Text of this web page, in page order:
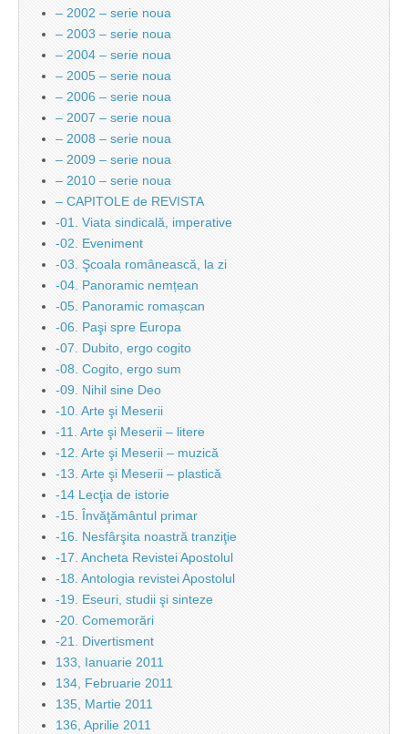
– 2002 – serie noua
– 2003 – serie noua
– 2004 – serie noua
– 2005 – serie noua
– 2006 – serie noua
– 2007 – serie noua
– 2008 – serie noua
– 2009 – serie noua
– 2010 – serie noua
– CAPITOLE de REVISTA
-01. Viata sindicală, imperative
-02. Eveniment
-03. Şcoala românească, la zi
-04. Panoramic nemțean
-05. Panoramic romașcan
-06. Paşi spre Europa
-07. Dubito, ergo cogito
-08. Cogito, ergo sum
-09. Nihil sine Deo
-10. Arte şi Meserii
-11. Arte şi Meserii – litere
-12. Arte şi Meserii – muzică
-13. Arte şi Meserii – plastică
-14 Lecţia de istorie
-15. Învăţământul primar
-16. Nesfârşita noastră tranziţie
-17. Ancheta Revistei Apostolul
-18. Antologia revistei Apostolul
-19. Eseuri, studii şi sinteze
-20. Comemorări
-21. Divertisment
133, Ianuarie 2011
134, Februarie 2011
135, Martie 2011
136, Aprilie 2011